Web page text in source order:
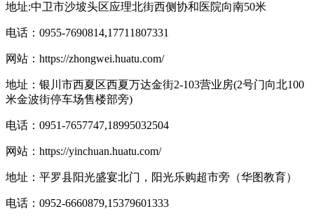
地址:中卫市沙坡头区应理北街西侧协和医院向南50米
电话：0955-7690814,17711807331
网站： https://zhongwei.huatu.com/
地址：银川市西夏区西夏万达金街2-103营业房(2号门向北100
米金波街停车场售楼部旁)
电话：0951-7657747,18995032504
网站： https://yinchuan.huatu.com/
地址：平罗县阳光盛宴北门，阳光乐购超市旁（华图教育）
电话：0952-6660879,15379601333